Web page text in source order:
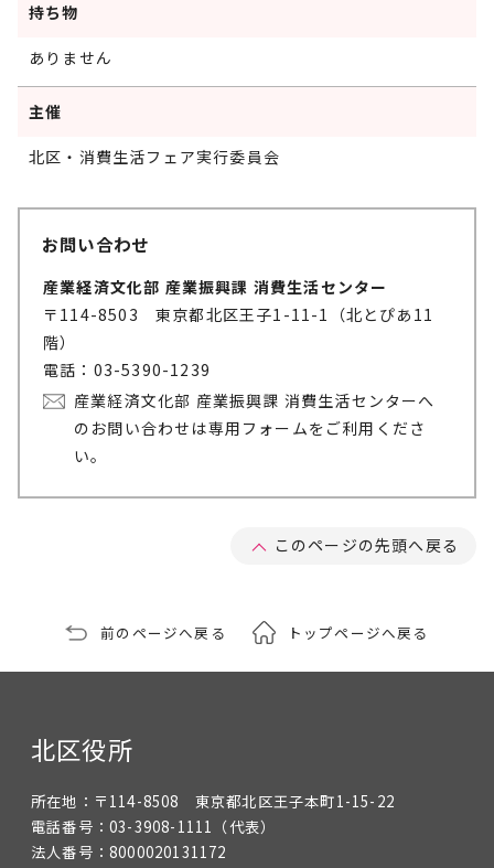
持ち物
ありません
主催
北区・消費生活フェア実行委員会
お問い合わせ
産業経済文化部 産業振興課 消費生活センター
〒114-8503 東京都北区王子1-11-1（北とぴあ11
階）
電話：03-5390-1239
産業経済文化部 産業振興課 消費生活センターへ
のお問い合わせは専用フォームをご利用くださ
い。
このページの先頭へ戻る
前のページへ戻る トップページへ戻る
北区役所
所在地： 〒114-8508 東京都北区王子本町1-15-22
電話番号： 03-3908-1111 （代表）
法人番号： 8000020131172